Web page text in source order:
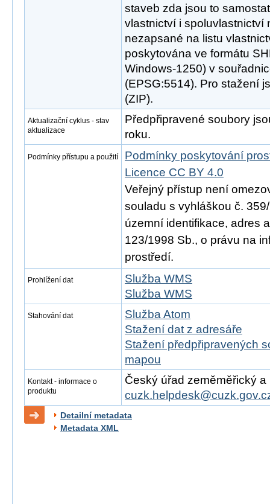
staveb zda jsou to
vlastnictví i spoluvlastnictví
nezapsané na listu
poskytována ve formátu
Windows-1250) v
(EPSG:5514). Pro stažení
(ZIP).
Aktualizační cyklus - stav
aktualizace
Předpřipravené soubory
roku.
Podmínky přístupu a použití
Podmínky poskytování
Licence CC BY 4.0
Veřejný přístup není
souladu s vyhláškou č.
územní identifikace, adres
123/1998 Sb., o právu na
prostředí.
Prohlížení dat
Služba WMS
Služba WMS
Stahování dat
Služba Atom
Stažení dat z adresáře
Stažení předpřipravených
mapou
Kontakt - informace o
produktu
Český úřad zeměměřický
Detailní metadata
Metadata XML